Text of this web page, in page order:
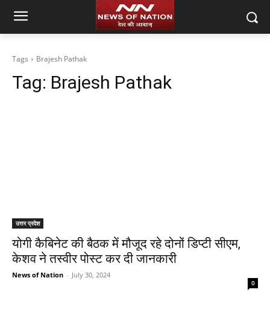
Tags Brajesh Pathak
Tag: Brajesh Pathak
उत्तर प्रदेश
योगी कैबिनेट की बैठक में मौजूद रहे दोनों डिप्टी सीएम,
केशव ने तस्वीर पोस्ट कर दी जानकारी
News of Nation - July 30, 2024
0